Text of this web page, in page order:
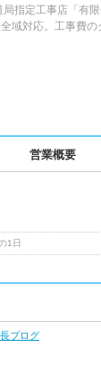
指定工事店「有
域対応。工事費の
営業概要
1日
ブログ